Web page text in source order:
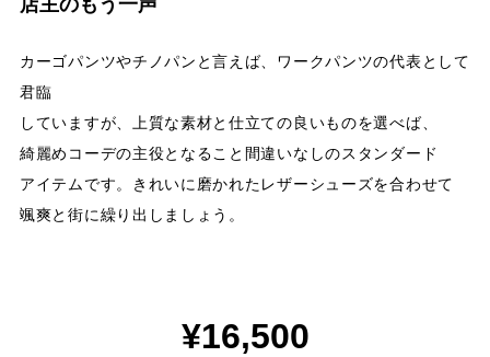
カーゴパンツやチノパンと言えば、ワークパンツの代表として
君臨
していますが、上質な素材と仕立ての良いものを選べば、
綺麗めコーデの主役となること間違いなしのスタンダード
アイテムです。きれいに磨かれたレザーシューズを合わせて
颯爽と街に繰り出しましょう。
¥16,500